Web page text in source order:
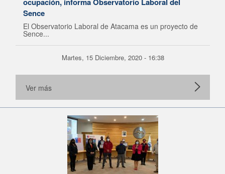
Sence
El Observatorio Laboral de Atacama es un proyecto de
Sence...
Martes, 15 Diciembre, 2020 - 16:38
Ver más